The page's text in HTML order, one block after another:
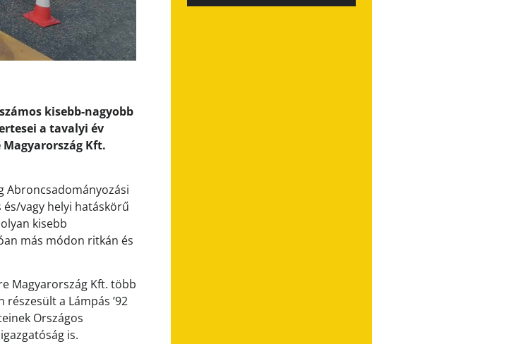
kisebb-nagyobb
a tavalyi év
Kft.
Abroncsadományozási
vagy helyi hatáskörű
kisebb
más módon ritkán és
Magyarország Kft. több
a Lámpás ’92
Országos
is.